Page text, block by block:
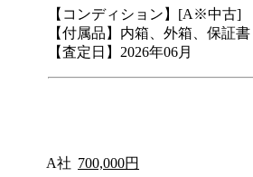
【コンディション】[A※中古]
【付属品】内箱、外箱、保証書
【査定日】2026年06月
A社 700,000円